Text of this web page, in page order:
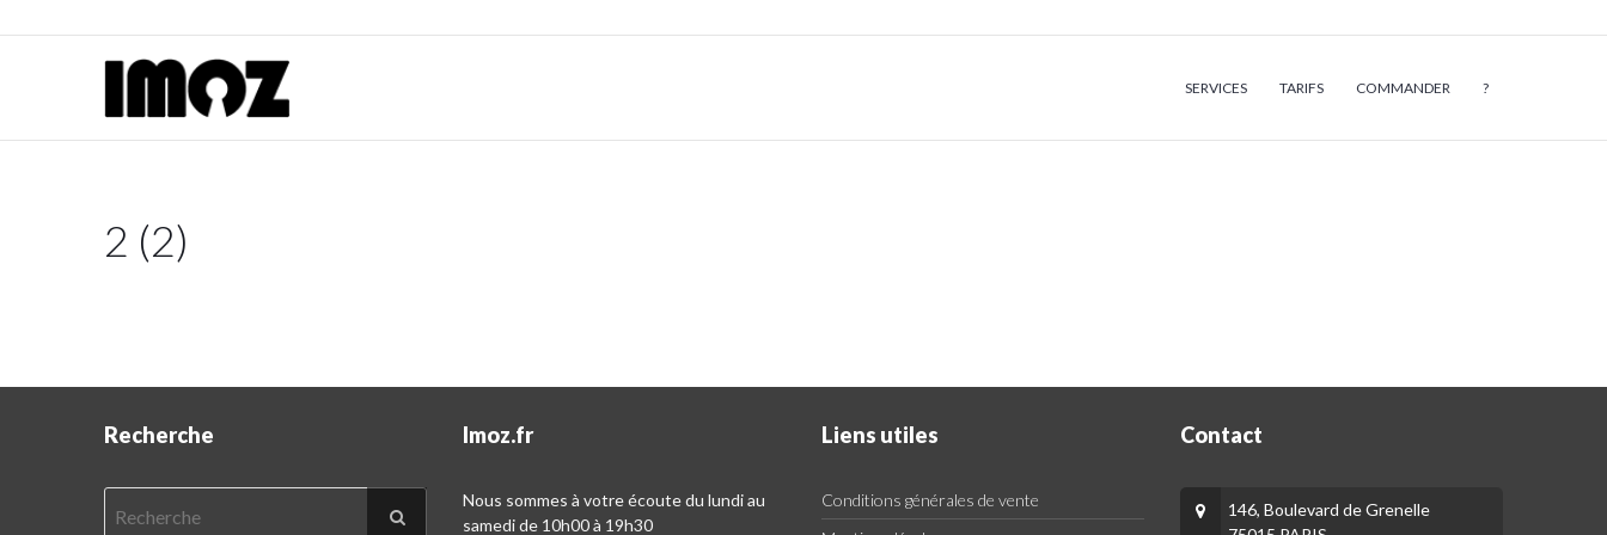
SERVICES TARIFS COMMANDER ?
2 (2)
Recherche Imoz.fr
Nous sommes à votre écoute du lundi au
samedi de 10h00 à 19h30
Liens utiles
Conditions générales de vente
Contact
146, Boulevard de Grenelle